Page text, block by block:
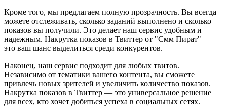
Кроме того, мы предлагаем полную прозрачность. Вы всегда
можете отслеживать, сколько заданий выполнено и сколько
показов вы получили. Это делает наш сервис удобным и
надежным. Накрутка показов в Твиттер от "Смм Пират" —
это ваш шанс выделиться среди конкурентов.
Наконец, наш сервис подходит для любых твитов.
Независимо от тематики вашего контента, вы сможете
привлечь новых зрителей и увеличить количество показов.
Накрутка показов в Твиттер — это универсальное решение
для всех, кто хочет добиться успеха в социальных сетях.